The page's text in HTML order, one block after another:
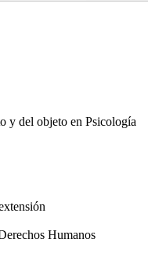
y del objeto en Psicología
Humanos